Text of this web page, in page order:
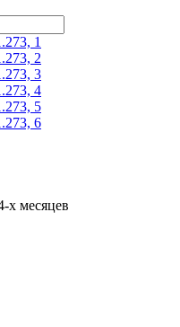
х месяцев